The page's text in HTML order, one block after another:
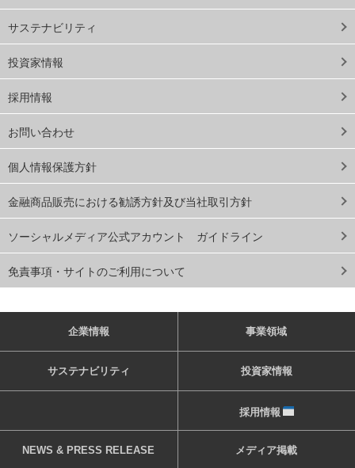
サステナビリティ
投資家情報
採用情報
お問い合わせ
個人情報保護方針
金融商品販売における勧誘方針及び当社取引方針
ソーシャルメディア公式アカウント ガイドライン
免責事項・サイトのご利用について
企業情報 事業領域
サステナビリティ 投資家情報
採用情報
NEWS & PRESS RELEASE メディア掲載